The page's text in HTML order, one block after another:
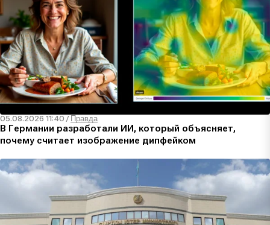
05.08.2026 11:40 / Правда
В Германии разработали ИИ, который объясняет,
почему считает изображение дипфейком